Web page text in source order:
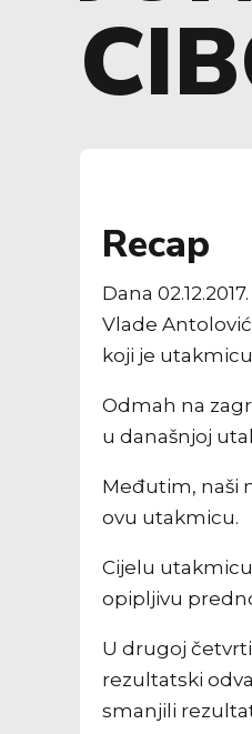
Recap
Dana
Vlade
koji je
Odmah na
u današnjoj
Međutim, naši
ovu utakmicu.
Cijelu
opipljivu
U drugoj
rezultatski
smanjili